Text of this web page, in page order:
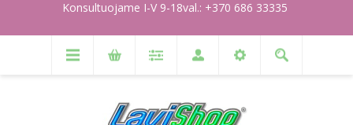
Konsultuojame I-V 9-18val.: +370 686 33335